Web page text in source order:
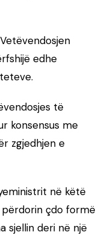
edhe
të
konsensus me
zgjedhjen e
në këtë
përdorin çdo formë
sjellin deri në një